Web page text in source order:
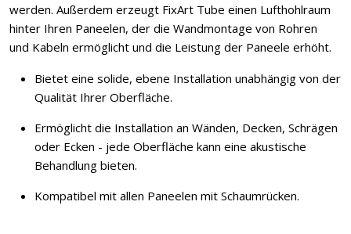
werden. Außerdem erzeugt FixArt Tube einen Lufthohlraum
hinter Ihren Paneelen, der die Wandmontage von Rohren
und Kabeln ermöglicht und die Leistung der Paneele erhöht.
Bietet eine solide, ebene Installation unabhängig von der
Qualität Ihrer Oberfläche.
Ermöglicht die Installation an Wänden, Decken, Schrägen
oder Ecken - jede Oberfläche kann eine akustische
Behandlung bieten.
Kompatibel mit allen Paneelen mit Schaumrücken.